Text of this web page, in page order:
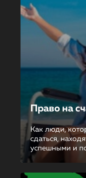
Право на
Как люди,
сдаться,
успешными и